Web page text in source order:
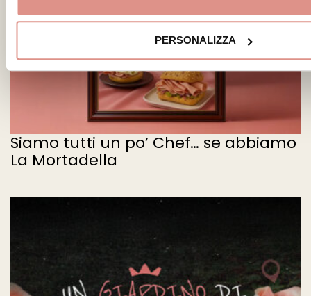
PERSONALIZZA
Siamo tutti un po’ Chef… se abbiamo
La Mortadella